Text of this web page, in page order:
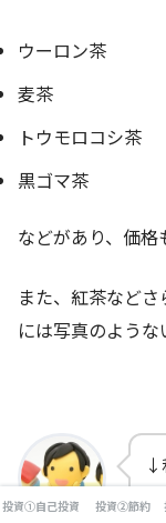
ウーロン茶
麦茶
トウモロコシ茶
黒ゴマ茶
などがあり、価格
また、紅茶など
には写真のような
↓
に
投資①自己投資 投資②節約